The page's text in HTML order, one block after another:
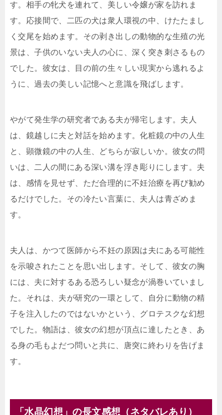
す。相手の牝犬を連れて、美しい令嬢が家を訪れま
す。応接間で、二匹の犬は衆人環視の中、けたたまし
く交尾を始めます。その剥き出しの動物的な生殖の光
景は、子供のいない夫人の心に、深く突き刺さるもの
でした。彼女は、目の前の生々しい現実から逃れるよ
うに、過去の美しい記憶へと意識を飛ばします。
やがて発生学の研究者である夫が帰宅します。夫人
は、鏡越しに夫と対話を始めます。化粧鏡の中の人生
と、顕微鏡の中の人生、どちらが寂しいか。彼女の問
いは、二人の間にある深い溝を浮き彫りにします。夫
は、感情を見せず、ただ合理的に不妊治療を再び勧め
るだけでした。その冷たい言葉に、夫人は青ざめま
す。
夫人は、かつて医師から不妊の原因は夫にある可能性
を示唆されたことを思い出します。そして、彼女の胸
には、夫に対するある恐ろしい疑念が渦巻いていまし
た。それは、夫が研究の一環として、自分に動物の精
子を注入したのではないかという、グロテスクな幻想
でした。物語は、彼女の幻想が頂点に達したとき、あ
る身の毛もよだつ問いと共に、唐突に終わりを告げま
す。
「水晶幻想」の長文感想（ネタバレあり）